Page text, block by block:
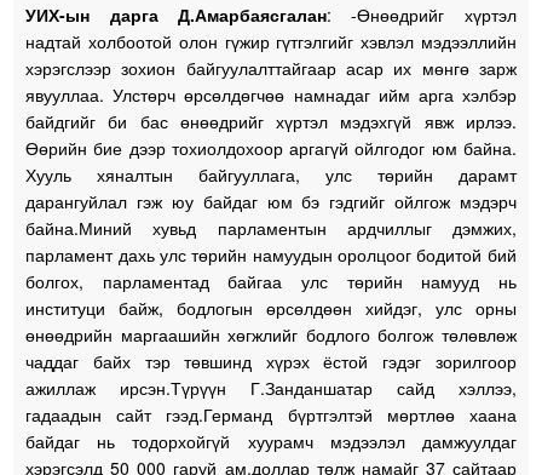
УИХ-ын дарга Д.Амарбаясгалан: -Өнөөдрийг хүртэл
надтай холбоотой олон гүжир гүтгэлгийг хэвлэл мэдээллийн
хэрэгслээр зохион байгуулалттайгаар асар их мөнгө зарж
явууллаа. Улстөрч өрсөлдөгчөө намнадаг ийм арга хэлбэр
байдгийг би бас өнөөдрийг хүртэл мэдэхгүй явж ирлээ.
Өөрийн бие дээр тохиолдохоор аргагүй ойлгодог юм байна.
Хууль хяналтын байгууллага, улс төрийн дарамт
дарангуйлал гэж юу байдаг юм бэ гэдгийг ойлгож мэдэрч
байна.Миний хувьд парламентын ардчиллыг дэмжих,
парламент дахь улс төрийн намуудын оролцоог бодитой бий
болгох, парламентад байгаа улс төрийн намууд нь
институци байж, бодлогын өрсөлдөөн хийдэг, улс орны
өнөөдрийн маргаашийн хөгжлийг бодлого болгож төлөвлөж
чаддаг байх тэр төвшинд хүрэх ёстой гэдэг зорилгоор
ажиллаж ирсэн.Түрүүн Г.Занданшатар сайд хэллээ,
гадаадын сайт гээд.Германд бүртгэлтэй мөртлөө хаана
байдаг нь тодорхойгүй хуурамч мэдээлэл дамжуулдаг
хэрэгсэлд 50 000 гаруй ам.доллар төлж намайг 37 сайтаар